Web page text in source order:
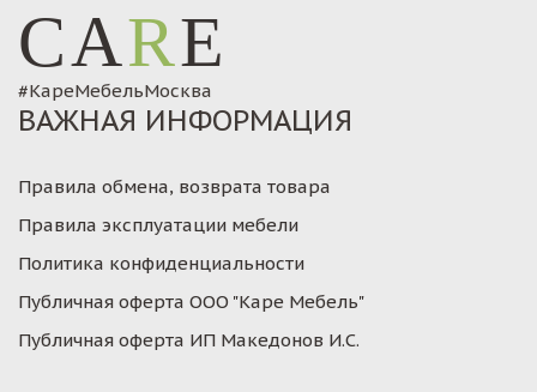
CARE
#КареМебельМосква
ВАЖНАЯ ИНФОРМАЦИЯ
Правила обмена, возврата товара
Правила эксплуатации мебели
Политика конфиденциальности
Публичная оферта ООО "Каре Мебель"
Публичная оферта ИП Македонов И.С.